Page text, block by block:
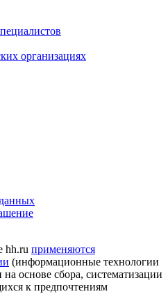
организациях
hh.ru применяются
(информационные технологии
основе сбора, систематизации
к предпочтениям